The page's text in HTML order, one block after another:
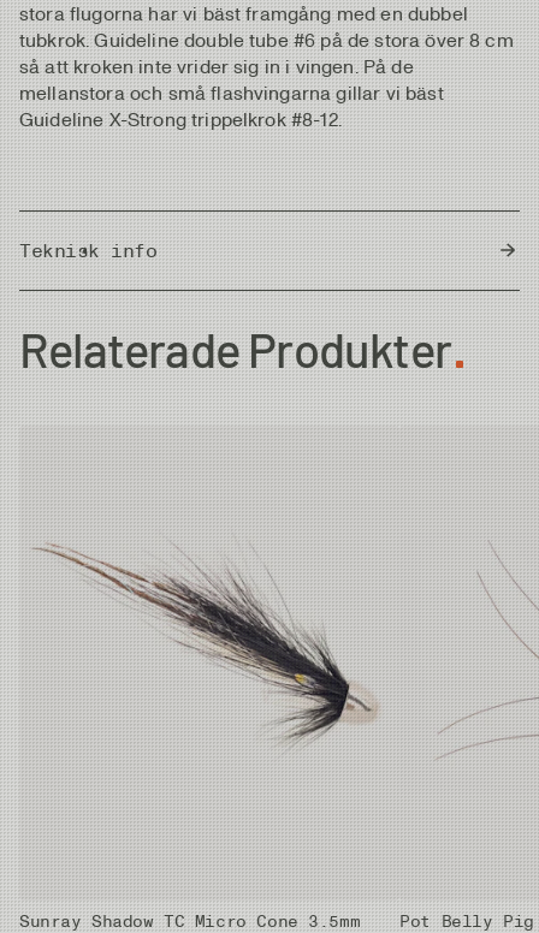
stora flugorna har vi bäst framgång med en dubbel
tubkrok. Guideline double tube #6 på de stora över 8 cm
så att kroken inte vrider sig in i vingen. På de
mellanstora och små flashvingarna gillar vi bäst
Guideline X-Strong trippelkrok #8-12.
Teknisk info
Country of Origin Thailand
Relaterade Produkter
Sunray Shadow TC Micro Cone 3.5mm
Pot Belly